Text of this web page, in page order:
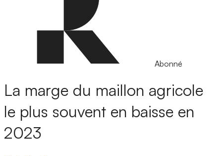
Abonné
La marge du maillon agricole
le plus souvent en baisse en
2023